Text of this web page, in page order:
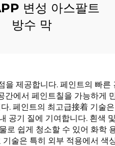
변성 아스팔트
방수 막
제공합니다. 페인트의 빠
에서 페인트칠을 가능하게
. 페인트의 최고급接着 기술
공기 질에 기여합니다. 흰색
쉽게 청소할 수 있어 화학
술은 특히 외부 적용에서 색